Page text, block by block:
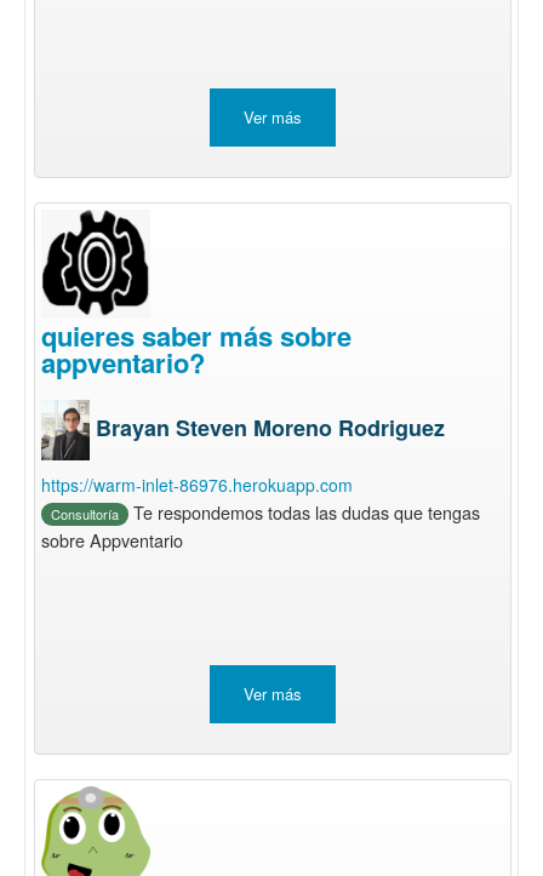
Ver más
quieres saber más sobre
appventario?
Brayan Steven Moreno Rodriguez
https://warm-inlet-86976.herokuapp.com
Consultoría
Te respondemos todas las dudas que tengas
sobre Appventario
Ver más